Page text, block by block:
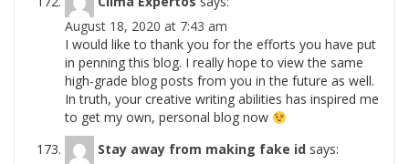
August 18, 2020 at 7:43 am
I would like to thank you for the efforts you have put
in penning this blog. I really hope to view the same
high-grade blog posts from you in the future as well.
In truth, your creative writing abilities has inspired me
to get my own, personal blog now
Stay away from making fake id says: